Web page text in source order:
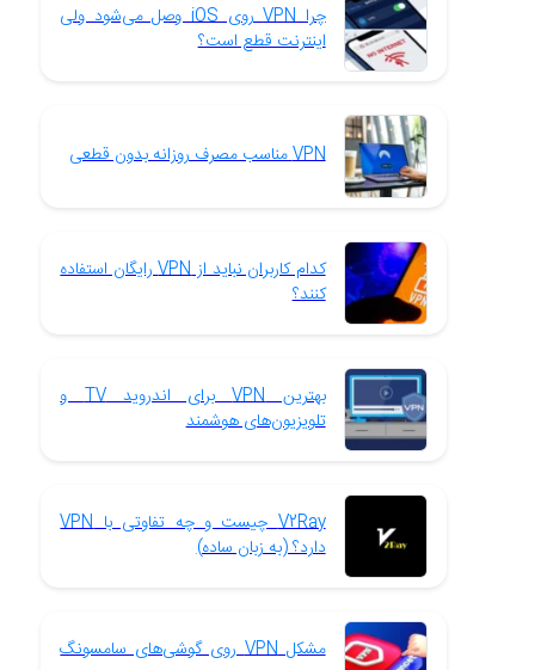
چرا VPN روی iOS وصل می‌شود ولی
اینترنت قطع است؟
VPN مناسب مصرف روزانه بدون قطعی
کدام کاربران نباید از VPN رایگان استفاده
کنند؟
بهترین VPN برای اندروید TV و
تلویزیون‌های هوشمند
V2Ray چیست و چه تفاوتی با VPN
دارد؟ (به زبان ساده)
مشکل VPN روی گوشی‌های سامسونگ